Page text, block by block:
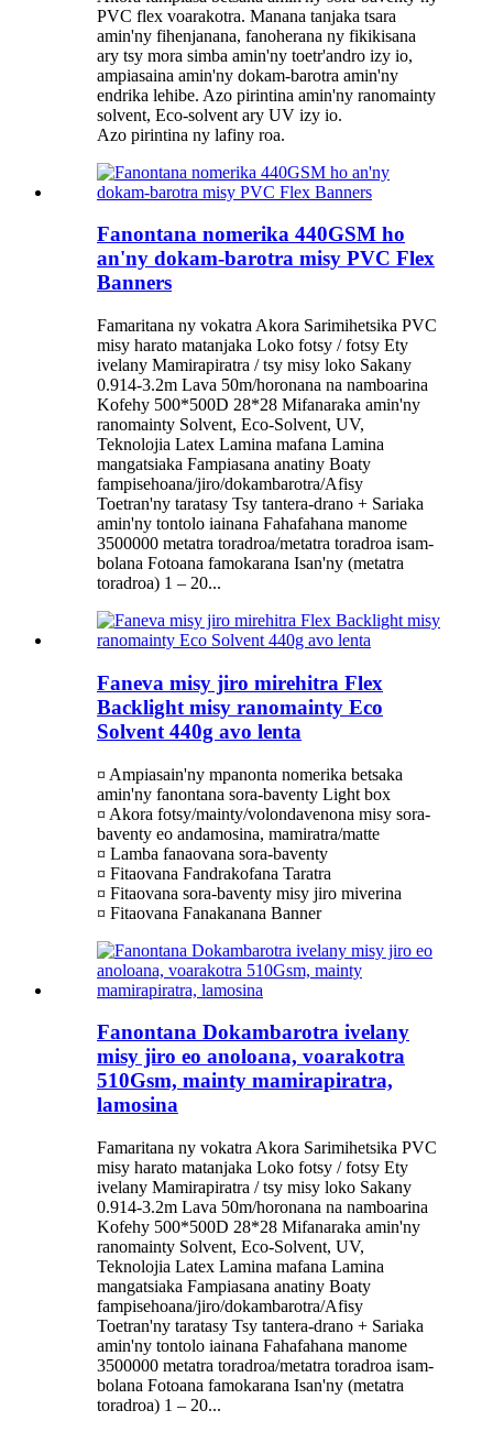
PVC flex voarakotra. Manana tanjaka tsara
amin'ny fihenjanana, fanoherana ny fikikisana
ary tsy mora simba amin'ny toetr'andro izy io,
ampiasaina amin'ny dokam-barotra amin'ny
endrika lehibe. Azo pirintina amin'ny ranomainty
solvent, Eco-solvent ary UV izy io.
Azo pirintina ny lafiny roa.
Fanontana nomerika 440GSM ho
an'ny dokam-barotra misy PVC Flex
Banners
Famaritana ny vokatra Akora Sarimihetsika PVC
misy harato matanjaka Loko fotsy / fotsy Ety
ivelany Mamirapiratra / tsy misy loko Sakany
0.914-3.2m Lava 50m/horonana na namboarina
Kofehy 500*500D 28*28 Mifanaraka amin'ny
ranomainty Solvent, Eco-Solvent, UV,
Teknolojia Latex Lamina mafana Lamina
mangatsiaka Fampiasana anatiny Boaty
fampisehoana/jiro/dokambarotra/Afisy
Toetran'ny taratasy Tsy tantera-drano + Sariaka
amin'ny tontolo iainana Fahafahana manome
3500000 metatra toradroa/metatra toradroa isam-
bolana Fotoana famokarana Isan'ny (metatra
toradroa) 1 – 20...
Faneva misy jiro mirehitra Flex
Backlight misy ranomainty Eco
Solvent 440g avo lenta
¤ Ampiasain'ny mpanonta nomerika betsaka
amin'ny fanontana sora-baventy Light box
¤ Akora fotsy/mainty/volondavenona misy sora-
baventy eo andamosina, mamiratra/matte
¤ Lamba fanaovana sora-baventy
¤ Fitaovana Fandrakofana Taratra
¤ Fitaovana sora-baventy misy jiro miverina
¤ Fitaovana Fanakanana Banner
Fanontana Dokambarotra ivelany
misy jiro eo anoloana, voarakotra
510Gsm, mainty mamirapiratra,
lamosina
Famaritana ny vokatra Akora Sarimihetsika PVC
misy harato matanjaka Loko fotsy / fotsy Ety
ivelany Mamirapiratra / tsy misy loko Sakany
0.914-3.2m Lava 50m/horonana na namboarina
Kofehy 500*500D 28*28 Mifanaraka amin'ny
ranomainty Solvent, Eco-Solvent, UV,
Teknolojia Latex Lamina mafana Lamina
mangatsiaka Fampiasana anatiny Boaty
fampisehoana/jiro/dokambarotra/Afisy
Toetran'ny taratasy Tsy tantera-drano + Sariaka
amin'ny tontolo iainana Fahafahana manome
3500000 metatra toradroa/metatra toradroa isam-
bolana Fotoana famokarana Isan'ny (metatra
toradroa) 1 – 20...